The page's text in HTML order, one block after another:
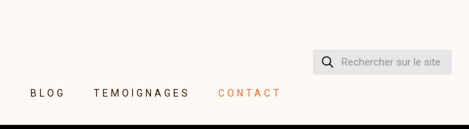
BLOG TEMOIGNAGES CONTACT